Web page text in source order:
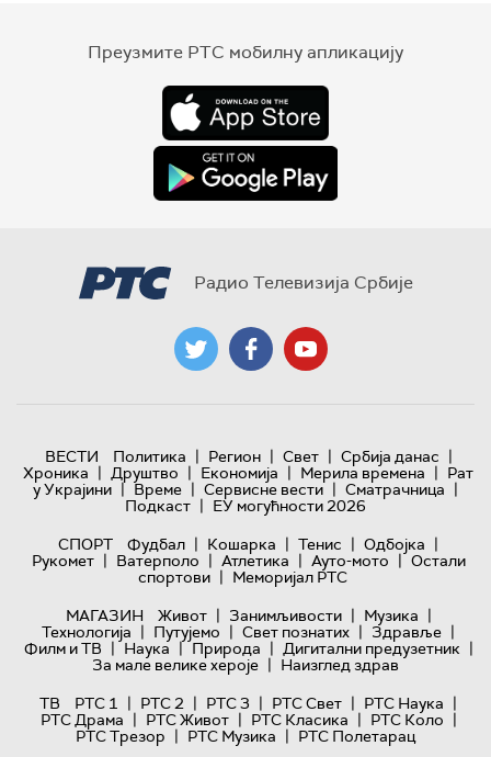
Преузмите РТС мобилну апликацију
Радио Телевизија Србије
ВЕСТИ Политика | Регион | Свет | Србија данас |
Хроника | Друштво | Економија | Мерила времена | Рат
у Украјини | Време | Сервисне вести | Сматрачница |
Подкаст | ЕУ могућности 2026
СПОРТ
Фудбал | Кошарка | Тенис | Одбојка |
Рукомет | Ватерполо | Атлетика | Ауто-мото | Остали
спортови | Меморијал РТС
МАГАЗИН
Живот | Занимљивости | Музика |
Технологијa | Путујемо | Свет познатих | Здравље |
Филм и ТВ | Наука | Природа | Дигитални предузетник |
За мале велике хероје | Наизглед здрав
ТВ
РТС 1 | РТС 2 | РТС 3 | РТС Свет | РТС Наука |
РТС Драма | РТС Живот | РТС Класика | РТС Коло |
РТС Трезор | РТС Музика | РТС Полетарац